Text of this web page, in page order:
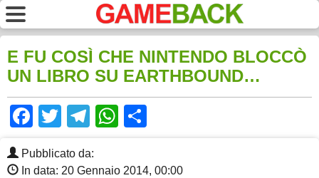
E FU COSÌ CHE NINTENDO BLOCCÒ
UN LIBRO SU EARTHBOUND…
Facebook
TwitterTelegram
WhatsApp
Pubblicato da:
In data: 20 Gennaio 2014, 00:00